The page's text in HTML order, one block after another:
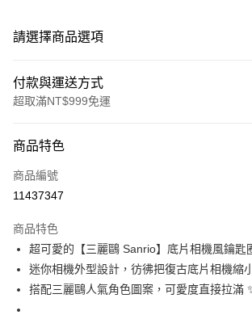
請選擇商品選項
付款與運送方式
超取滿NT$999免運
信用卡一次付款
信用卡分期付款
合作金庫商業銀行
華南商業銀行
彰化商業銀
上海商業儲蓄銀行
台北富邦商
國泰世華商業銀行
兆豐國際商業
超商取貨付款
LINE Pay
商品特色
商品編號
11437347
商品特色
超可愛的【三麗鷗 Sanrio】底片相機風鑰匙
迷你相機外型設計，彷彿把復古底片相機縮
搭配三麗鷗人氣角色圖案，可愛度直接拉滿